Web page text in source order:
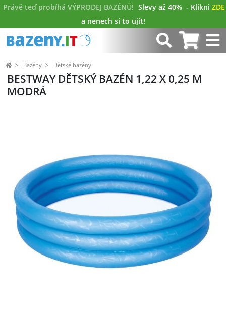
Právě teď probíhá VÝPRODEJ BAZÉNŮ! Slevy až 40% - Klikni ZDE
a nenech si to ujít!
Bazény Dětské bazény
BESTWAY DĚTSKÝ BAZÉN 1,22 X 0,25 M
MODRÁ
Předchozí Další